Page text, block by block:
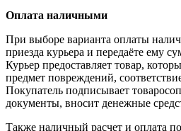
Оплата наличными
При выборе варианта оплаты
приезда курьера и передаёте ему
Курьер предоставляет товар,
предмет повреждений,
Покупатель подписывает
документы, вносит денежные
Также наличный расчет и оплата